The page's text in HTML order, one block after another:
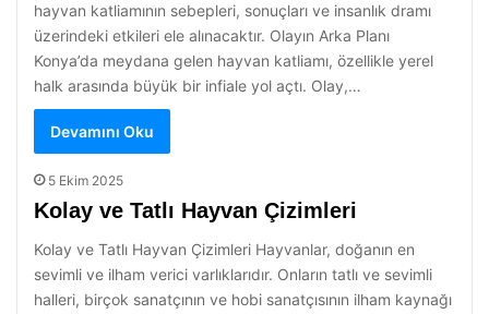
hayvan katliamının sebepleri, sonuçları ve insanlık dramı
üzerindeki etkileri ele alınacaktır. Olayın Arka Planı
Konya’da meydana gelen hayvan katliamı, özellikle yerel
halk arasında büyük bir infiale yol açtı. Olay,…
Devamını Oku
5 Ekim 2025
Kolay ve Tatlı Hayvan Çizimleri
Kolay ve Tatlı Hayvan Çizimleri Hayvanlar, doğanın en
sevimli ve ilham verici varlıklarıdır. Onların tatlı ve sevimli
halleri, birçok sanatçının ve hobi sanatçısının ilham kaynağı